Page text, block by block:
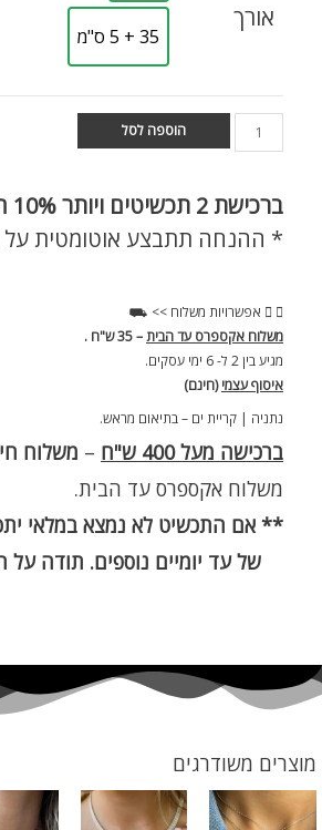
אורך
35 + 5 ס"מ
הוספה לסל
ברכישת
* ההנחה תתבצע אוטומטית על
אפשרויות משלוח >> ⛟
משלוח אקספרס עד הבית– 35 ש"ח .
מגיע בין 2 ל- 6 ימי עסקים.
איסוף עצמי(חינם)
נתניה | קריית ים – בתיאום מראש.
ברכישה מעל 400 ש"ח – משלוח
משלוח אקספרס עד הבית.
** אם התכשיט לא נמצא במלאי
של עד יומיים נוספים. תודה על
מוצרים משודרגים